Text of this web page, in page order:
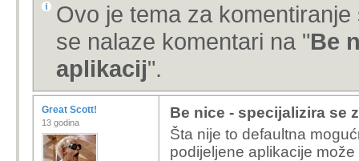
Ovo je tema za
se nalaze komentari na "Be
aplikacij".
Great Scott!
13 godina
Be nice - specijalizira se
Šta nije to defaultna
podijeljene aplikacije